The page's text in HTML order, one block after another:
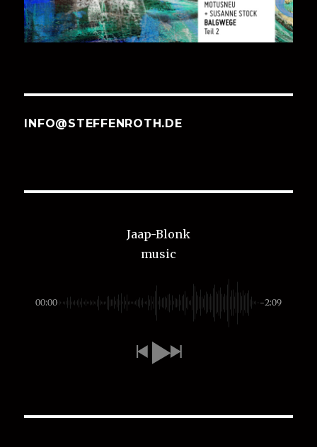
INFO@STEFFENROTH.DE
Jaap-Blonk
music
00:00 -2:09